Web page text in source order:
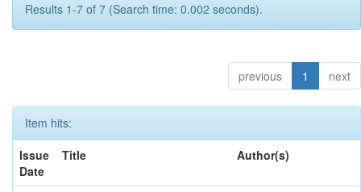
Results 1-7 of 7 (Search time: 0.002 seconds).
previous 1 next
Item hits:
Issue
Date
Title Author(s)